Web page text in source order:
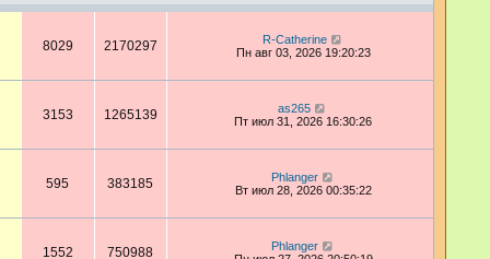
8029 2170297
R-Catherine
Пн авг 03, 2026 19:20:23
3153 1265139
as265
Пт июл 31, 2026 16:30:26
595 383185
Phlanger
Вт июл 28, 2026 00:35:22
1552 750988
Phlanger